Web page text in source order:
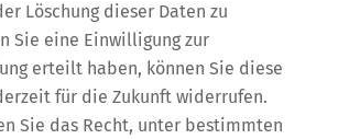
Löschung dieser Daten zu
Sie eine Einwilligung zur
erteilt haben, können Sie diese
für die Zukunft widerrufen.
Sie das Recht, unter bestimmten